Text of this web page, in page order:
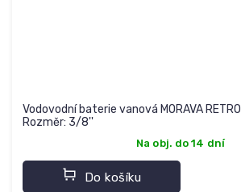
Vodovodní baterie vanová MORAVA
Rozměr: 3/8''
Na obj. do 14 dní
Do košíku